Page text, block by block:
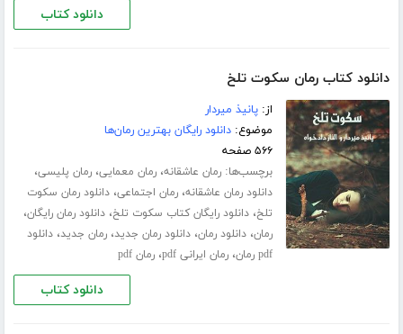
دانلود کتاب
دانلود کتاب رمان سکوت تلخ
از:پانیذ میردار
موضوع:دانلود رایگان بهترین رمان‌ها
۵۶۶ صفحه
برچسب‌ها:رمان عاشقانه،رمان معمایی،رمان پلیسی،
دانلود رمان عاشقانه،رمان اجتماعی،دانلود رمان سکوت
تلخ،دانلود رایگان کتاب سکوت تلخ،دانلود رمان رایگان،
رمان،دانلود رمان،دانلود رمان جدید،رمان جدید،دانلود
pdf رمان
،رمان ایرانی pdf ،رمان pdf
دانلود کتاب